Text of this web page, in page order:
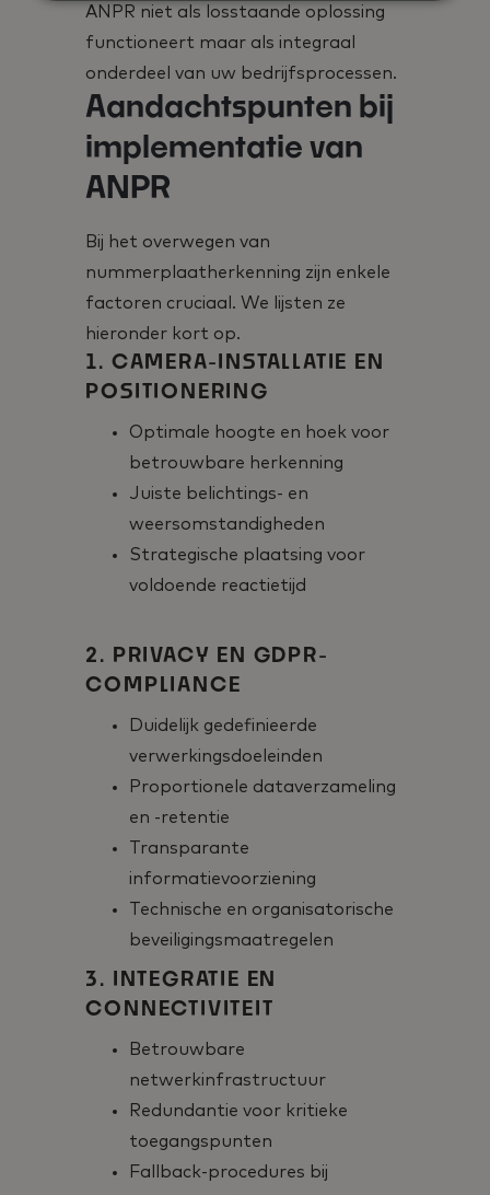
ANPR niet als losstaande oplossing
functioneert maar als integraal
onderdeel van uw bedrijfsprocessen.
Aandachtspunten bij
implementatie van
ANPR
Bij het overwegen van
nummerplaatherkenning zijn enkele
factoren cruciaal. We lijsten ze
hieronder kort op.
1. CAMERA-INSTALLATIE EN
POSITIONERING
Optimale hoogte en hoek voor
betrouwbare herkenning
Juiste belichtings- en
weersomstandigheden
Strategische plaatsing voor
voldoende reactietijd
2. PRIVACY EN GDPR-
COMPLIANCE
Duidelijk gedefinieerde
verwerkingsdoeleinden
Proportionele dataverzameling
en -retentie
Transparante
informatievoorziening
Technische en organisatorische
beveiligingsmaatregelen
3. INTEGRATIE EN
CONNECTIVITEIT
Betrouwbare
netwerkinfrastructuur
Redundantie voor kritieke
toegangspunten
Fallback-procedures bij